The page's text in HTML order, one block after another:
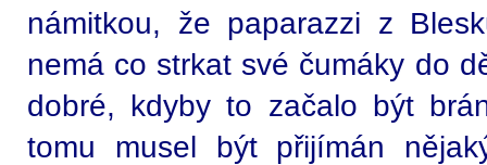
námitkou, že paparazzi z
nemá co strkat své čumáky do
dobré, kdyby to začalo být
tomu musel být přijímán